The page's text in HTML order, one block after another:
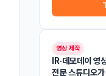
영상 제작
IR·데모데이 영
전문 스튜디오